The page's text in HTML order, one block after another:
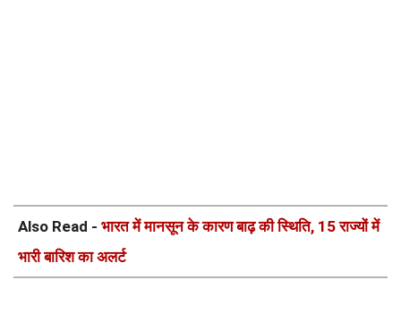
Also Read - भारत में मानसून के कारण बाढ़ की स्थिति, 15 राज्यों में
भारी बारिश का अलर्ट